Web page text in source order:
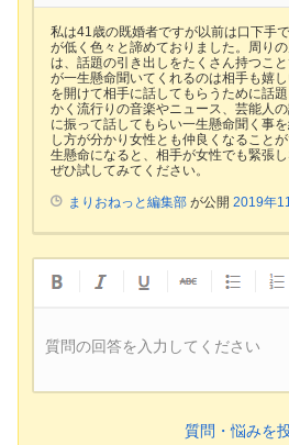
私は41歳の既婚者ですが以前は口下手
が低く色々と諦めておりました。周り
は、話題の引き出しをたくさん持つこ
が一生懸命聞いてくれるのは相手も嬉
を開けて相手に話してもらうために話
かく流行りの音楽やニュース、芸能人
に振って話してもらい一生懸命聞く事
し方が分かり女性とも仲良くなること
生懸命になると、相手が女性でも緊張
ぜひ試してみてください。
まりおねっと編集部 が公開 2019年
質問の回答を入力してください
質問・悩みを